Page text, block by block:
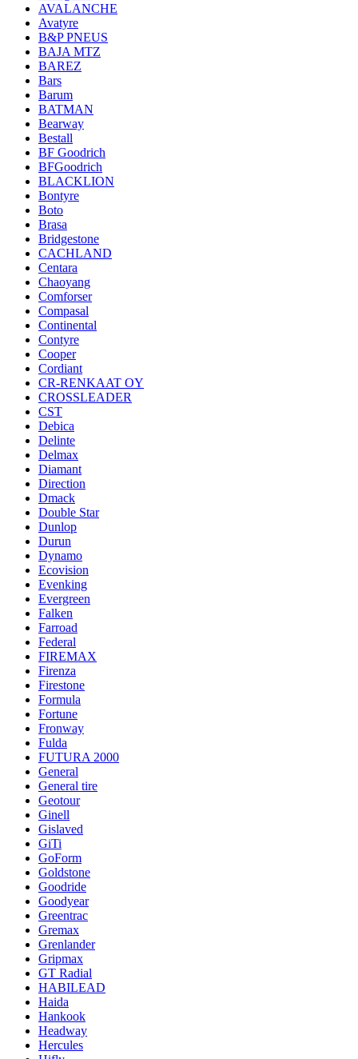
AVALANCHE
Avatyre
B&P PNEUS
BAJA MTZ
BAREZ
Bars
Barum
BATMAN
Bearway
Bestall
BF Goodrich
BFGoodrich
BLACKLION
Bontyre
Boto
Brasa
Bridgestone
CACHLAND
Centara
Chaoyang
Comforser
Compasal
Continental
Contyre
Cooper
Cordiant
CR-RENKAAT OY
CROSSLEADER
CST
Debica
Delinte
Delmax
Diamant
Direction
Dmack
Double Star
Dunlop
Durun
Dynamo
Ecovision
Evenking
Evergreen
Falken
Farroad
Federal
FIREMAX
Firenza
Firestone
Formula
Fortune
Fronway
Fulda
FUTURA 2000
General
General tire
Geotour
Ginell
Gislaved
GiTi
GoForm
Goldstone
Goodride
Goodyear
Greentrac
Gremax
Grenlander
Gripmax
GT Radial
HABILEAD
Haida
Hankook
Headway
Hercules